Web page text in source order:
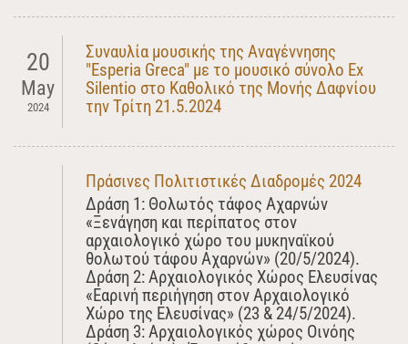
20
May
2024
Συναυλία μουσικής της Αναγέννησης
"Esperia Greca" με το μουσικό σύνολο Ex
Silentio στο Καθολικό της Μονής Δαφνίου
την Τρίτη 21.5.2024
Πράσινες Πολιτιστικές Διαδρομές 2024
Δράση 1: Θολωτός τάφος Αχαρνών
«Ξενάγηση και περίπατος στον
αρχαιολογικό χώρο του μυκηναϊκού
θολωτού τάφου Αχαρνών» (20/5/2024).
Δράση 2: Αρχαιολογικός Χώρος Ελευσίνας
«Εαρινή περιήγηση στον Αρχαιολογικό
Χώρο της Ελευσίνας» (23 & 24/5/2024).
Δράση 3: Αρχαιολογικός χώρος Οινόης